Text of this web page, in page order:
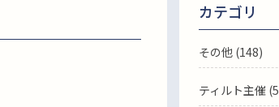
カテゴリ
その他 (148)
ティルト主催